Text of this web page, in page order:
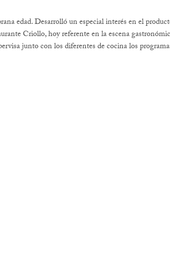
edad. Desarrolló un especial interés en el
Criollo, hoy referente en la escena
junto con los diferentes de cocina los